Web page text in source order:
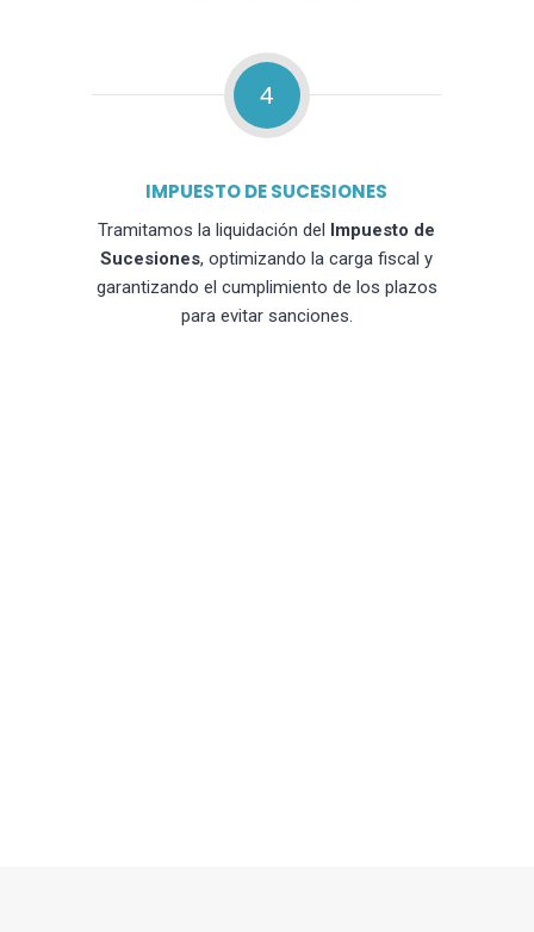
4
IMPUESTO DE SUCESIONES
Tramitamos la liquidación del Impuesto de
Sucesiones, optimizando la carga fiscal y
garantizando el cumplimiento de los plazos
para evitar sanciones.